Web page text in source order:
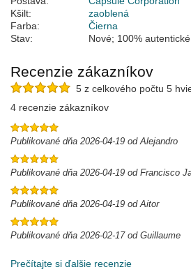
Kšilt:
zaoblená
Farba:
Čierna
Stav:
Nové; 100% autentické
Recenzie zákazníkov
5 z celkového počtu 5
4 recenzie zákazníkov
Publikované dňa 2026-04-19 od Alejandro
Publikované dňa 2026-04-19 od Francisco
Publikované dňa 2026-04-19 od Aitor
Publikované dňa 2026-02-17 od Guillaume
Prečítajte si ďalšie recenzie